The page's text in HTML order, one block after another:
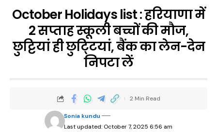
October Holidays list : हरियाणा में
2 सप्ताह स्कूली बच्चों की मौज,
छुट्टियां ही छुटि्टयां, बैंक का लेन-देन
निपटा लें
Last updated: October 7, 2025 6:56 am
Sonia kundu
2 Min Read